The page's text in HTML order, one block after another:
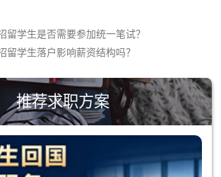
留学生是否需要参加统一笔试？
留学生落户影响薪资结构吗？
推荐求职方案